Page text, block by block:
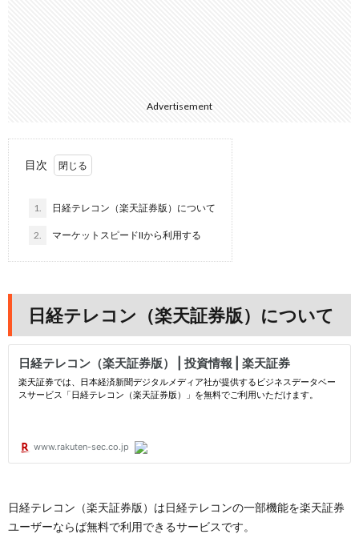
Advertisement
目次
1. 日経テレコン（楽天証券版）について
2. マーケットスピードIIから利用する
日経テレコン（楽天証券版）について
日経テレコン（楽天証券版）は日経テレコンの一部機能を楽天証券
ユーザーならば無料で利用できるサービスです。